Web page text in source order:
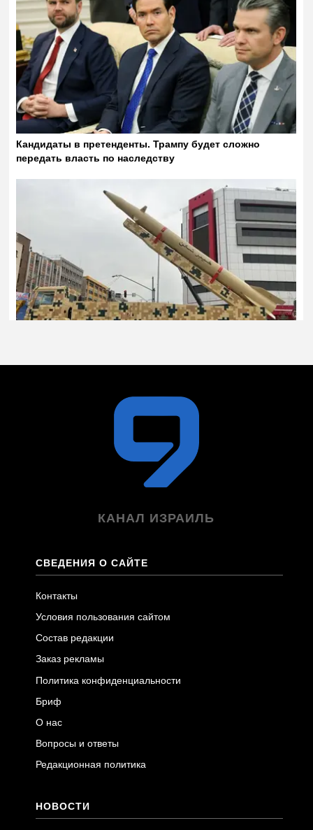
КАНАЛ ИЗРАИЛЬ
СВЕДЕНИЯ О САЙТЕ
Контакты
Условия пользования сайтом
Состав редакции
Заказ рекламы
Политика конфиденциальности
Бриф
О нас
Вопросы и ответы
Редакционная политика
НОВОСТИ